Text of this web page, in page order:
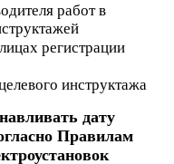
работ в
регистрации
инструктажа
дату
Правилам